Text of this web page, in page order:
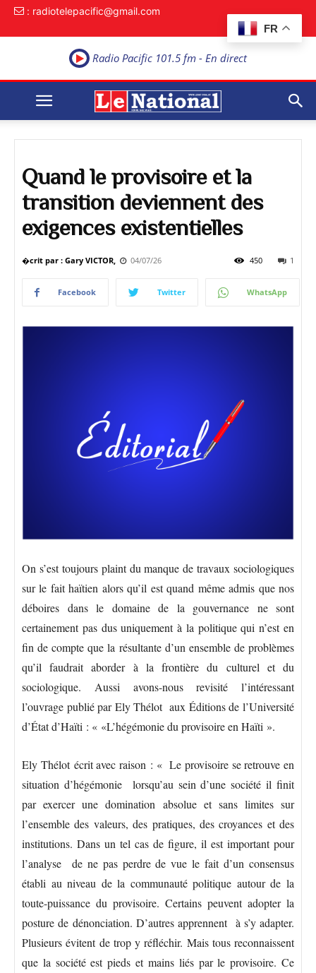
FR
: radiotelepacific@gmail.com
Radio Pacific 101.5 fm - En direct
Quand le provisoire et la
transition deviennent des
exigences existentielles
�crit par : Gary VICTOR, 04/07/26 1
450
Facebook Twitter WhatsApp
On s’est toujours plaint du manque de travaux sociologiques
sur le fait haïtien alors qu’il est quand même admis que nos
déboires dans le domaine de la gouvernance ne sont
certainement pas dus uniquement à la politique qui n’est en
fin de compte que la résultante d’un ensemble de problèmes
qu’il faudrait aborder à la frontière du culturel et du
sociologique. Aussi avons-nous revisité l’intéressant
l’ouvrage publié par Ely Thélot aux Éditions de l’Université
d’État d’Haïti : « «L’hégémonie du provisoire en Haïti ».
Ely Thélot écrit avec raison : « Le provisoire se retrouve en
situation d’hégémonie lorsqu’au sein d’une société il finit
par exercer une domination absolue et sans limites sur
l’ensemble des valeurs, des pratiques, des croyances et des
institutions. Dans un tel cas de figure, il est important pour
l’analyse de ne pas perdre de vue le fait d’un consensus
établi au niveau de la communauté politique autour de la
toute-puissance du provisoire. Certains peuvent adopter la
posture de dénonciation. D’autres apprennent à s’y adapter.
Plusieurs évitent de trop y réfléchir. Mais tous reconnaissent
que la société est pieds et mains liés par le provisoire. Ce